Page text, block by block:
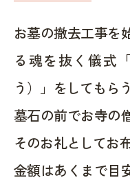
お墓の撤去工事を
る魂を抜く儀式
う）」をしてもら
墓石の前でお寺の
そのお礼としてお
金額はあくまで目